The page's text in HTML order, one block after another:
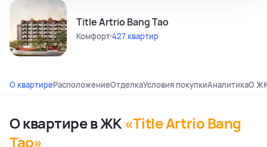
Title Artrio Bang Tao
Комфорт427 квартир
О квартиреРасположениеОтделкаУсловия покупкиАналитикаО
О квартире в ЖК «Title Artrio Bang
Tao»